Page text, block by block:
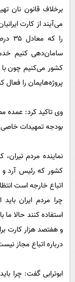
برخلاف قانون نان
را
پروژه‌هایمان را فعال
وی تاکید کرد: عمده
بودجه تمهیدات
نماینده مردم
کشور که رئیس آرد
اتباع خارجه است
چرا مردم ایران
استفاده کنند حالا
و هفتصد هزار کارت
درباره اتباع مجاز